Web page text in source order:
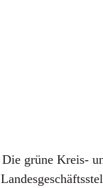
Die grüne Kreis-